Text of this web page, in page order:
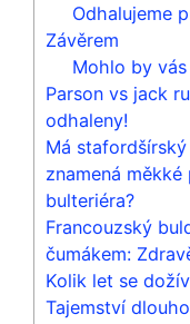
Odhalujeme
Závěrem
Mohlo by
Parson vs jack
odhaleny!
Má
znamená
bulteriéra?
Francouzský
čumákem:
Kolik let se
Tajemství